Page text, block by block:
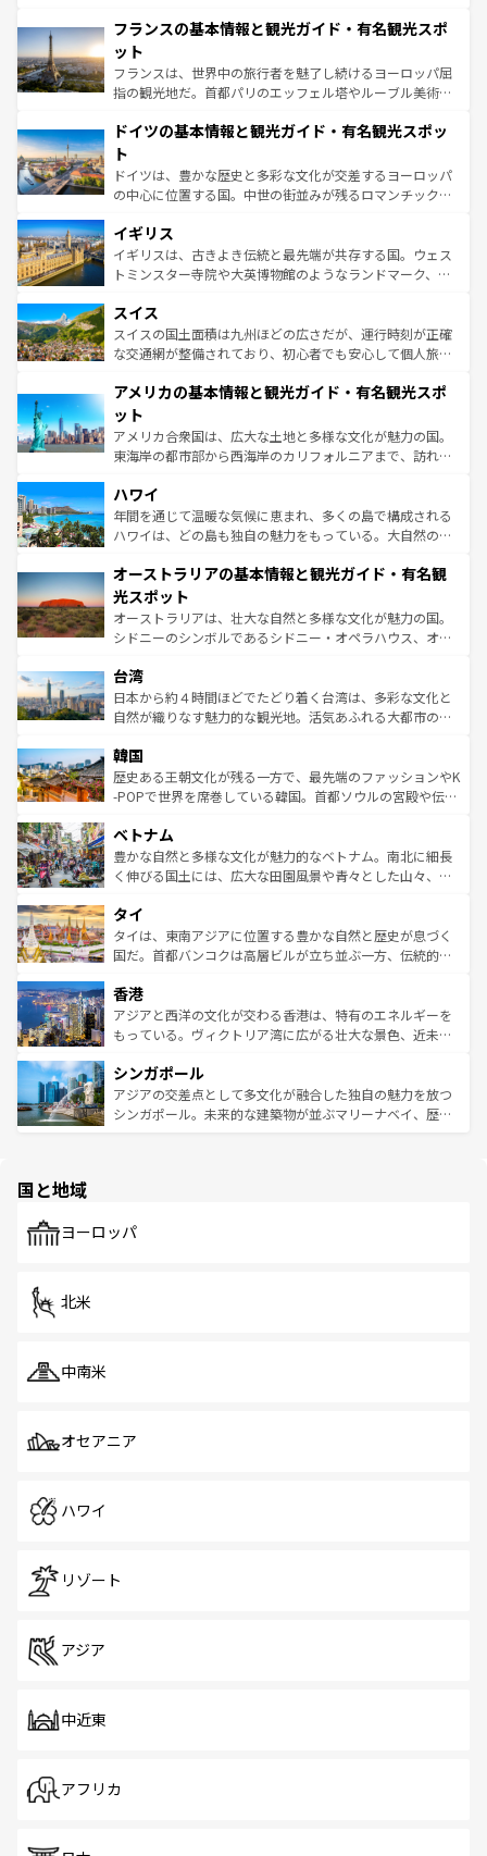
なお、新着のイタリア情報はコンテンツ一覧を参照してほ
しい。
文化が根付くこの国では、情熱的なフラメンコ、熱気あふ
れる闘牛、そして美味しいタパスが生活の一部となってい
る。首都マドリードの洗練された雰囲気や、バルセロナの
アートに溢れた街角から、地方では古代ローマ遺跡や中世
せる。地方によって風土や気候が異なるスペインはその個
ンテンツ一覧 を参照してほしい。
フランスの基本情報と観光ガイド・有名観光スポ
ット
フランスは、世界中の旅行者を魅了し続けるヨーロッパ屈
指の観光地だ。首都パリのエッフェル塔やルーブル美術館
で、幅広い魅力が詰まっている。華麗な宮殿、歴史的な大
聖堂、美しいビーチ、そして豊かな自然が、訪れる者を心
から魅了する。また、フランスは美食の国としても知ら
れ、フランス料理はユネスコ無形文化遺産にも登録されて
香り高いラベンダー畑など、多彩な楽しみ方が可能だ。さ
らに、パリ以外の地域にも魅力が溢れており、どの街角に
も豊かな歴史と文化が息づいている。パリ以外の個性あふ
を参照してほしい。
ドイツの基本情報と観光ガイド・有名観光スポッ
ト
ドイツは、豊かな歴史と多彩な文化が交差するヨーロッパ
の中心に位置する国。中世の街並みが残るロマンチック街
顔を持つこの国は、どこを歩いても飽きることがない。ベ
ルリンの文化的活気、バイエルン州のアルプスの絶景、そ
してライン川沿いのワイン畑といった風景は必見。ビール
は、お酒好きな人にはぜひ体験してほしい。 なお、新着の
ドイツ情報はコンテンツ一覧を参照してほしい。
イギリス
イギリスは、古きよき伝統と最先端が共存する国。ウェス
トミンスター寺院や大英博物館のようなランドマーク、歴
リアごとに異なる魅力がある。また、優雅なアフタヌーン
ティー、ビール好きにはたまらない英国パブ、サッカー観
戦など、本場だからこそできる体験も豊富。イギリスを旅
ンツ一覧を参照してほしい。
スイス
スイスの国土面積は九州ほどの広さだが、運行時刻が正確
な交通網が整備されており、初心者でも安心して個人旅行
の建物がそのまま残る町や、スイスならではのユニークな
博物館もあり、アルプス観光だけでなく町歩きも満喫する
ことができる。国民の所得が高いため物価も高いが、旅行
者向けの交通パス提供のサービスもあり、うまく活用すれ
着のスイス情報は
アメリカの基本情報と観光ガイド・有名観光スポ
ット
アメリカ合衆国は、広大な土地と多様な文化が魅力の国。
東海岸の都市部から西海岸のカリフォルニアまで、訪れる
のような巨大都市は、観光、ショッピング、エンターテイ
ンメントが詰まった刺激的なスポットだ。一方、アメリカ
西部には大自然が広がり、グランドキャニオンやイエロー
部のニューオーリンズでは、音楽と美食が融合した独特の
文化が魅力。旅行者はアメリカの各地域で異なる魅力を楽
しみながら、その多様性と豊かな歴史を感じることができ
るだろう。車でのロードトリップや列車の旅も、アメリカ
情報は
ハワイ
年間を通じて温暖な気候に恵まれ、多くの島で構成される
ハワイは、どの島も独自の魅力をもっている。大自然の神
ワイ島は見逃せない。また、定番の観光地といえばオアフ
島だが、静かな自然を求めるならマウイ島やカウアイ島が
おすすめ。エメラルドグリーンに輝く海をはじめ、豊かな
文化や歴史が息づいている。「アロハスピリット」と呼ば
人々、おいしいローカルフードやハワイアンミュージッ
ク、伝統的なフラダンスなど、すべてがハワイの魅力を彩
っている。訪れるたびに新しい発見と感動が待っているハ
はコンテンツ一覧
オーストラリアの基本情報と観光ガイド・有名観
光スポット
オーストラリアは、壮大な自然と多様な文化が魅力の国。
シドニーのシンボルであるシドニー・オペラハウス、オー
リアリーフや大陸中央部にそびえるウルル（エアーズロッ
ク）、タスマニアの美しい原生林やケアンズの熱帯雨林な
ど、見どころがたくさん。また、カフェやワイン、オージ
いる。アクティビティも充実しており、サーフィンやダイ
ビング、ハイキングなど、アウトドア好きにはたまらな
い。オーストラリアの多彩な魅力を存分に味わいつくそ
参照してほしい。
台湾
日本から約４時間ほどでたどり着く台湾は、多彩な文化と
自然が織りなす魅力的な観光地。活気あふれる大都市の台
ン）、静ひつな山岳地帯である台湾東部など、都市の喧騒
と山間の静けさが共存しており、訪れる人に新しい発見と
驚きをもたらしてくれる。また、奥深い台湾の食文化も魅
容にもいいと評判のスイーツなど、バラエティ豊かな料理
が味わえる。 なお、新着の台湾情報は コンテンツ一覧を参
照してほしい。
韓国
歴史ある王朝文化が残る一方で、最先端のファッションやK
-POPで世界を席巻している韓国。首都ソウルの宮殿や伝統
き、地方に足を延ばせば四季折々の自然美を楽しむことが
できる。そして、キムチや焼肉、絶品のストリートフード
まで、さまざまな韓国料理が待っている。夜には、韓国な
リティに包まれながら、韓国の多彩な魅力を心ゆくまで味
わってみてほしい。 なお、新着の韓国情報はコンテンツ一
覧を参照してほしい。
ベトナム
豊かな自然と多様な文化が魅力的なベトナム。南北に細長
く伸びる国土には、広大な田園風景や青々とした山々、世
急速な発展と共に伝統が息づく。ハノイの古い町並みやホ
ーチミン市のフランス統治時代の建物も、独特の雰囲気を
醸し出している。また、バラエティの豊かさとおいしさで
とつ。フォーやバインミー、ベトナムコーヒーなどは、ぜ
ひ現地で味わいたい。どの地域を訪れてもあたたかい人々
が旅行者を迎えてくれるので、きっと忘れられない旅にな
参照してほしい。
タイ
タイは、東南アジアに位置する豊かな自然と歴史が息づく
国だ。首都バンコクは高層ビルが立ち並ぶ一方、伝統的な
の活気が交差している。北部ではチェンマイなどの山岳地
帯で自然と触れ合い、南部ではプーケットやクラビの美し
いビーチでリゾート気分を楽しむことができる。タイ料理
激する。気候は一年中温暖で、どの季節にも異なる楽しみ
が待っている。親しみやすいタイの人々、仏教を中心とし
た文化、そして多様な観光資源が、訪れる旅人を魅了し続
香港
アジアと西洋の文化が交わる香港は、特有のエネルギーを
もっている。ヴィクトリア湾に広がる壮大な景色、近未来
み、どこを訪れても感動するはず。観光スポットが密集し
ており、効率よく見どころを回れるのも魅力。息をのむよ
うな絶景から文化的な体験まで、香港を存分に楽しみ尽く
シンガポール
アジアの交差点として多文化が融合した独自の魅力を放つ
シンガポール。未来的な建築物が並ぶマリーナベイ、歴史
で、ホーカーズは地元の風情を楽しめる外せないスポット
国と地域
ヨーロッパ
北米
中南米
オセアニア
ハワイ
リゾート
アジア
中近東
アフリカ